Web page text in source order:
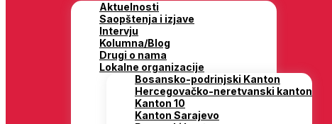
Aktuelnosti
Saopštenja i izjave
Intervju
Kolumna/Blog
Drugi o nama
Lokalne organizacije
Bosansko-podrinjski Kanton
Hercegovačko-neretvanski kanton
Kanton 10
Kanton Sarajevo